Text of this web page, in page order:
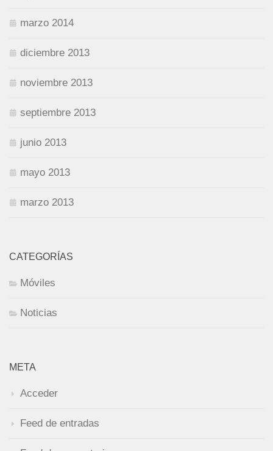
marzo 2014
diciembre 2013
noviembre 2013
septiembre 2013
junio 2013
mayo 2013
marzo 2013
CATEGORÍAS
Móviles
Noticias
META
Acceder
Feed de entradas